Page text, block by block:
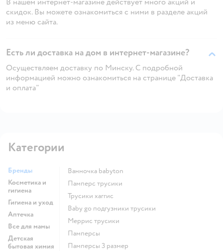
скидок. Вы можете ознакомиться с ними в разделе акций
из меню сайта.
Есть ли доставка на дом в интернет-магазине?
Осуществляем доставку по Минску. С подробной
информацией можно ознакомиться на странице "Доставка
и оплата"
Категории
Бренды
Косметика и
гигиена
Гигиена и уход
Аптечка
Все для мамы
Детская
бытовая химия
ванночка babyton
памперс трусики
трусики хаггис
baby go подгузники трусики
меррис трусики
памперсы
памперсы 3 размер